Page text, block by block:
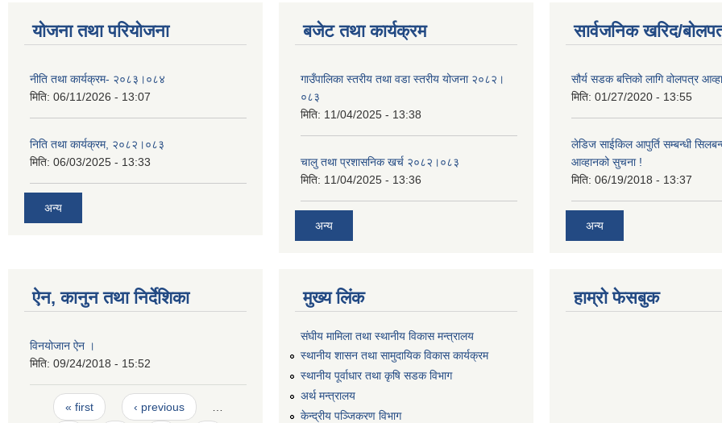
योजना तथा परियोजना
नीति तथा कार्यक्रम- २०८३।०८४
मिति: 06/11/2026 - 13:07
निति तथा कार्यक्रम, २०८२।०८३
मिति: 06/03/2025 - 13:33
अन्य
बजेट तथा कार्यक्रम
गाउँपालिका स्तरीय तथा वडा स्तरीय योजना २०८२।
०८३
मिति: 11/04/2025 - 13:38
चालु तथा प्रशासनिक खर्च २०८२।०८३
मिति: 11/04/2025 - 13:36
अन्य
सार्वजनिक खरिद/
सौर्य सडक बत्तिको लागि वोलपत्र
मिति: 01/27/2020 - 13:55
लेडिज साईकिल आपुर्ति सम्बन्धी
आव्हानको सुचना !
मिति: 06/19/2018 - 13:37
अन्य
ऐन, कानुन तथा निर्देशिका
विनयोजान ऐन ।
मिति: 09/24/2018 - 15:52
Pages
« first ‹ previous …
मुख्य लिंक
संघीय मामिला तथा स्थानीय विकास मन्त्रालय
स्थानीय शासन तथा सामुदायिक विकास कार्यक्रम
स्थानीय पूर्वाधार तथा कृषि सडक विभाग
अर्थ मन्त्रालय
केन्द्रीय पञ्जिकरण विभाग
हाम्रो फेसबुक